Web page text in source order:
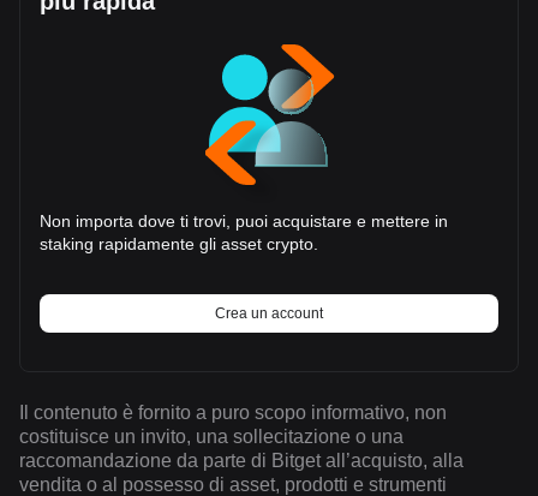
Non importa dove ti trovi, puoi acquistare e mettere in
staking rapidamente gli asset crypto.
Crea un account
Il contenuto è fornito a puro scopo informativo, non
costituisce un invito, una sollecitazione o una
raccomandazione da parte di Bitget all’acquisto, alla
vendita o al possesso di asset, prodotti e strumenti